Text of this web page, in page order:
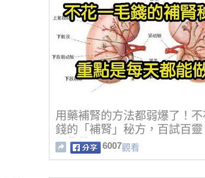
用藥補腎的方法都弱爆了！
錢的「補腎」秘方，百試百靈
都能做！6007觀看